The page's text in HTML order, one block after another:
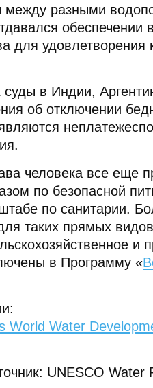
между разными
обеспечении
для
суды в Индии,
об отключении
человека все еще
по безопасной
по санитарии.
таких прямых
в Программу «
World Water
UNESCO Water